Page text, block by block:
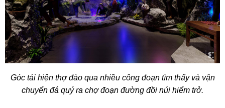
Góc tái hiện thợ đào qua nhiều công đoạn tìm thấy và vận
chuyển đá quý ra chợ đoạn đường đồi núi hiểm trở.